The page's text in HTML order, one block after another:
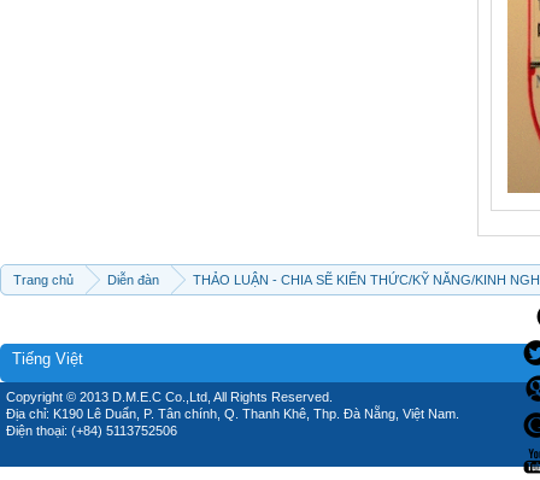
Trang chủ Diễn đàn THẢO LUẬN - CHIA SẼ KIẾN THỨC/KỸ NĂNG/KINH
Tiếng Việt
Copyright © 2013 D.M.E.C Co.,Ltd, All Rights Reserved.
Địa chỉ: K190 Lê Duẩn, P. Tân chính, Q. Thanh Khê, Thp. Đà Nẵng, Việt Nam.
Điện thoại: (+84) 5113752506